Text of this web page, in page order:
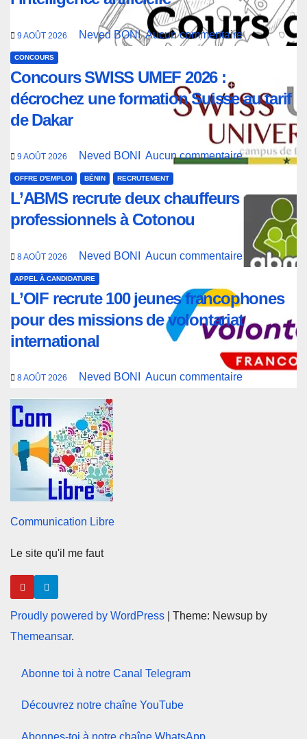
9 AOÛT 2026 Neved BONIAucun commentaire
CONCOURS
Concours SWISS UMEF 2026 :
décrochez une formation Suisse au tarif
de Dakar
9 AOÛT 2026 Neved BONI Aucun commentaire
OFFRE D'EMPLOI BÉNIN RECRUTEMENT
L’ABMS recrute deux chauffeurs
professionnels à Cotonou
8 AOÛT 2026 Neved BONI Aucun commentaire
APPEL À CANDIDATURE
L’OIF recrute 100 jeunes francophones
pour des missions de volontariat
international
8 AOÛT 2026 Neved BONI Aucun commentaire
Communication Libre
Le site qu'il me faut
Proudly powered by WordPress
Theme: Newsup by
Themeansar.
Abonne toi à notre Canal Telegram
Découvrez notre chaîne YouTube
Abonnes-toi à notre chaîne WhatsApp